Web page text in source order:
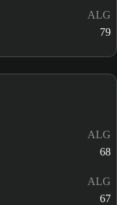
ALG
79
ALG
68
ALG
67